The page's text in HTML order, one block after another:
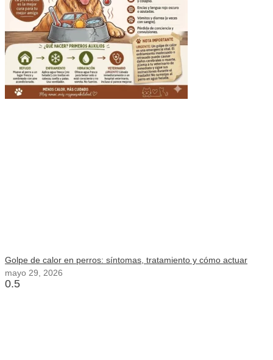
Golpe de calor en perros: síntomas, tratamiento y cómo actuar
mayo 29, 2026